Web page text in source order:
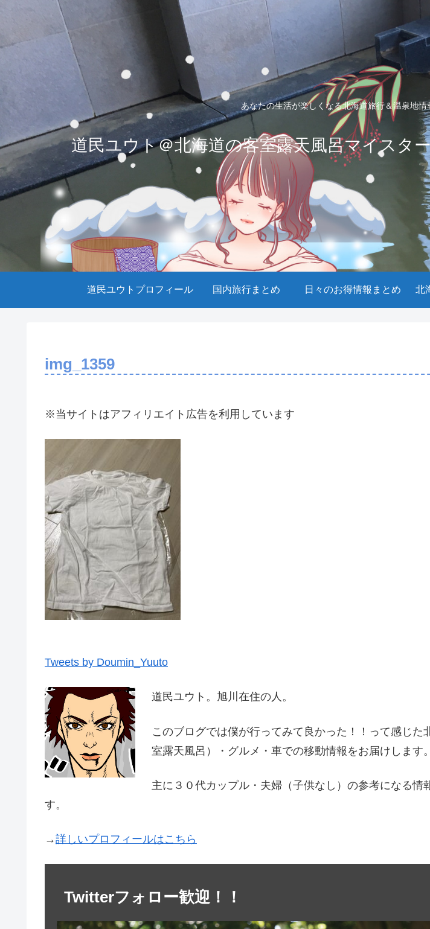
あなたの生活が楽しくなる北海道旅行＆温泉地
道民ユウト＠北海道の客室露天風呂マイスタ
道民ユウトプロフィール 国内旅行まとめ 日々のお得情報まとめ 北
img_1359
※当サイトはアフィリエイト広告を利用しています
Tweets by Doumin_Yuuto
道民ユウト。旭川在住の人。
このブログでは僕が行ってみて良かった！！って感じた
室露天風呂）・グルメ・車での移動情報をお届けします。
主に３０代カップル・夫婦（子供なし）の参考になる情
す。
→詳しいプロフィールはこちら
Twitterフォロー歓迎！！